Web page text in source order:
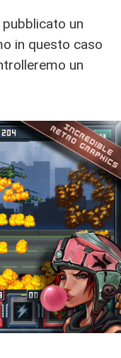
un
in questo caso
un